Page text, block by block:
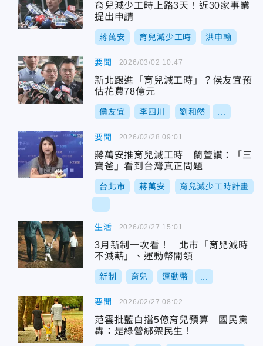
育兒減少工時上路3天！近30家事業
提出申請
蔣萬安 育兒減少工時 洪申翰
要聞
新北跟進「育兒減工時」？侯友宜預
估花費78億元
侯友宜 李四川 劉和然
2026/03/02 10:47
要聞
蔣萬安推育兒減工時 蘭萱讚：「三
寶爸」看到台灣真正問題
台北市 蔣萬安 育兒減少工時計畫
2026/02/28 09:01
生活
3月新制一次看！ 北市「育兒減時
不減薪」、運動幣開領
新制 育兒 運動幣
2026/02/27 15:01
要聞
范雲批藍白擋5億育兒預算 國民黨
轟：是綠營綁架民生！
2026/02/27 08:02